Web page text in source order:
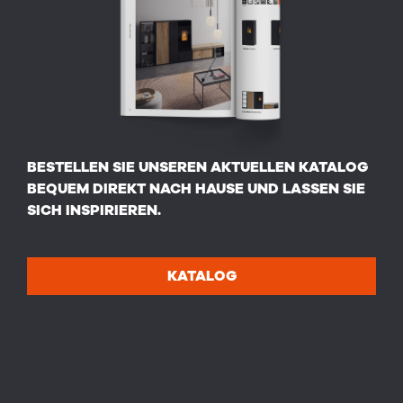
BESTELLEN SIE UNSEREN AKTUELLEN KATALOG
BEQUEM DIREKT NACH HAUSE UND LASSEN SIE
SICH INSPIRIEREN.
KATALOG